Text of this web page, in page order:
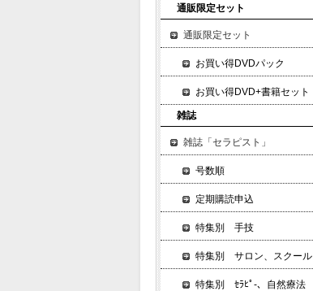
通販限定セット
通販限定セット
お買い得DVDパック
お買い得DVD+書籍セット
雑誌
雑誌「セラピスト」
号数順
定期購読申込
特集別 手技
特集別 サロン、スクール
特集別 ｾﾗﾋﾟ-、自然療法